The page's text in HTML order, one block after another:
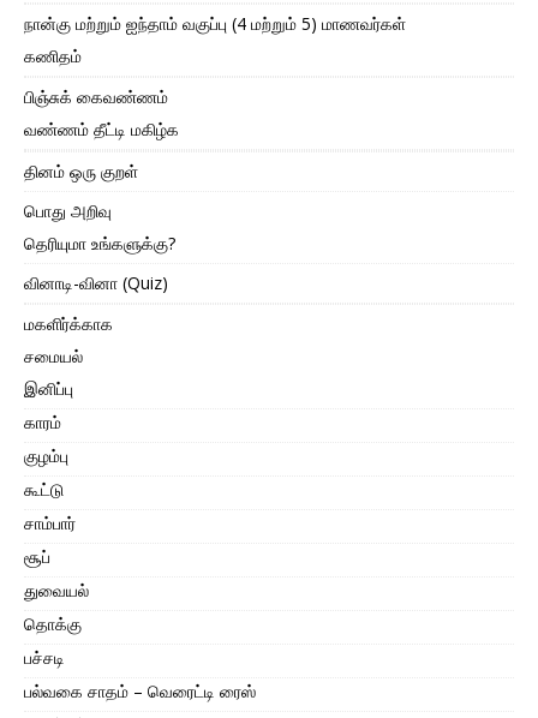
நான்கு மற்றும் ஐந்தாம் வகுப்பு (4 மற்றும் 5) மாணவர்கள்
கணிதம்
பிஞ்சுக் கைவண்ணம்
வண்ணம் தீட்டி மகிழ்க
தினம் ஒரு குறள்
பொது அறிவு
தெரியுமா உங்களுக்கு?
வினாடி-வினா (Quiz)
மகளிர்க்காக
சமையல்
இனிப்பு
காரம்
குழம்பு
கூட்டு
சாம்பார்
சூப்
துவையல்
தொக்கு
பச்சடி
பல்வகை சாதம் – வெரைட்டி ரைஸ்